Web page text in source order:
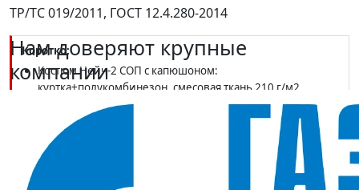
ТР/ТС 019/2011, ГОСТ 12.4.280-2014
Коротко:
Костюм Нейч-2 СОП с капюшоном:
куртка+полукомбинезон, смесовая ткань 210 г/м2,
т.синий/васильковый
Классы защиты Мп, З, Ми; ТР ТС 019/2011, ГОСТ 12.4.280-
2014
Капюшон на молнии с планкой на кнопках; увеличенная
Нам доверяют крупные
компании